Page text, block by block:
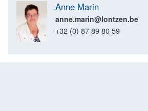
Anne Marin
anne.marin@lontzen.be
+32 (0) 87 89 80 59